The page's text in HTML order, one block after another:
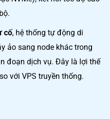
cố, hệ thống tự động di
ảo sang node khác trong
đoạn dịch vụ. Đây là lợi thế
với VPS truyền thống.